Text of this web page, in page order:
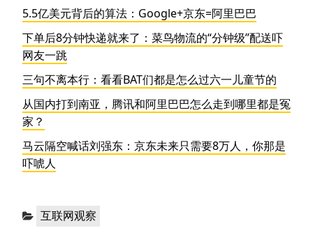
5.5亿美元背后的算法：Google+京东=阿里巴巴
下单后8分钟快递就来了：菜鸟物流的“分钟级”配送吓
网友一跳
三句不离本行：看看BAT们都是怎么过六一儿童节的
从国内打到南亚，腾讯和阿里巴巴怎么走到哪里都是冤
家？
马云隔空喊话刘强东：京东未来只需要8万人，你那是
吓唬人
分 互联网观察